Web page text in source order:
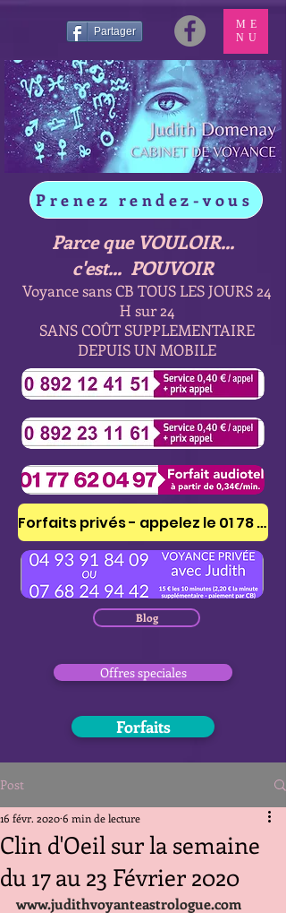
Partager
Prenez rendez-vous
Parce que VOULOIR...
c'est... POUVOIR
Voyance sans CB TOUS LES JOURS 24
H sur 24
SANS COÛT SUPPLEMENTAIRE
DEPUIS UN MOBILE
Blog
Offres speciales
ME
NU
Forfaits
Forfaits privés - appelez le 01 78 41 53 51
Post
Clin d'Oeil sur la semaine
du 17 au 23 Février 2020
16 févr. 20206 min de lecture
www.judithvoyanteastrologue.com